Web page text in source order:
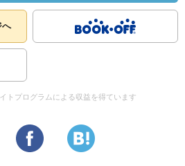
へ
トプログラムによる収益を得ています